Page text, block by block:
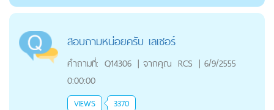
สอบถามหน่อยครับ เลเซอร์
คำถามที่: Q14306 | จากคุณ RCS | 6/9/2555
0:00:00
VIEWS 3370